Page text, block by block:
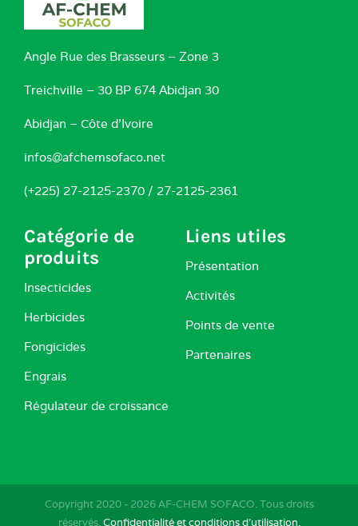
Angle Rue des Brasseurs – Zone 3
Treichville – 30 BP 674 Abidjan 30
Abidjan – Côte d’Ivoire
infos@afchemsofaco.net
(+225) 27-2125-2370 / 27-2125-2361
Catégorie de
produits
Insecticides
Herbicides
Fongicides
Engrais
Régulateur de croissance
Liens utiles
Présentation
Activités
Points de vente
Partenaires
Copyright 2020 - 2026 AF-CHEM SOFACO. Tous droits
réservés.Confidentialité et conditions d’utilisation.